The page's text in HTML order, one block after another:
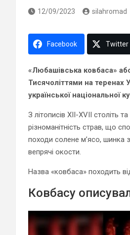
12/09/2023 silahromad
Facebook Twitter
«Любашівська ковбаса»
Тисячоліттями на теренах
української національної
З літописів XII-XVII століть
різноманітність страв, що
походи солене м’ясо, шинка
вепрячі окости.
Назва «ковбаса» походить
Ковбасу